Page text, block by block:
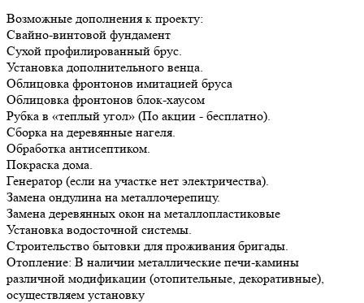
Возможные дополнения к проекту:
Свайно-винтовой фундамент
Сухой профилированный брус.
Установка дополнительного венца.
Облицовка фронтонов имитацией бруса
Облицовка фронтонов блок-хаусом
Рубка в «теплый угол» (По акции - бесплатно).
Сборка на деревянные нагеля.
Обработка антисептиком.
Покраска дома.
Генератор (если на участке нет электричества).
Замена ондулина на металлочерепицу.
Замена деревянных окон на металлопластиковые
Установка водосточной системы.
Строительство бытовки для проживания бригады.
Отопление: В наличии металлические печи-камины
различной модификации (отопительные, декоративные),
осуществляем установку